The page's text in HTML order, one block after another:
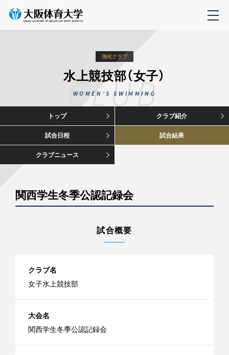
強化クラブ
水上競技部（女子）
WOMEN'S SWIMMING
CLUB
トップ クラブ紹介
試合日程 試合結果
クラブニュース
関西学生冬季公認記録会
試合概要
クラブ名
女子水上競技部
大会名
関西学生冬季公認記録会